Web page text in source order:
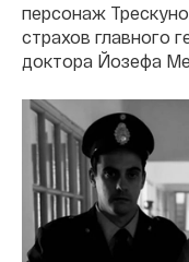
персонаж
страхов главного
доктора Йозефа